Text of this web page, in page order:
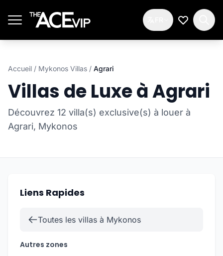
Ma Liste
Accueil / Mykonos Villas / Agrari
Villas de Luxe à Agrari
Découvrez 12 villa(s) exclusive(s) à louer à
Agrari, Mykonos
Liens Rapides
Toutes les villas à Mykonos
Autres zones